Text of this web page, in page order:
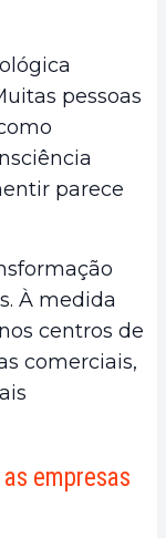
pessoas
parece
À medida
centros de
comerciais,
empresas